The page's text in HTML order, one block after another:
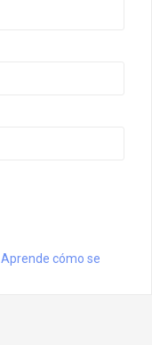
Aprende cómo se